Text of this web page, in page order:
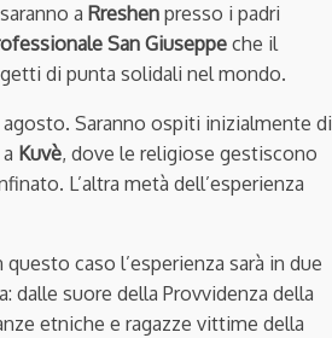
a Rreshen presso i padri
San Giuseppe che il
di punta solidali nel mondo.
Saranno ospiti inizialmente di
Kuvè, dove le religiose gestiscono
L’altra metà dell’esperienza
questo caso l’esperienza sarà in due
suore della Provvidenza della
etniche e ragazze vittime della